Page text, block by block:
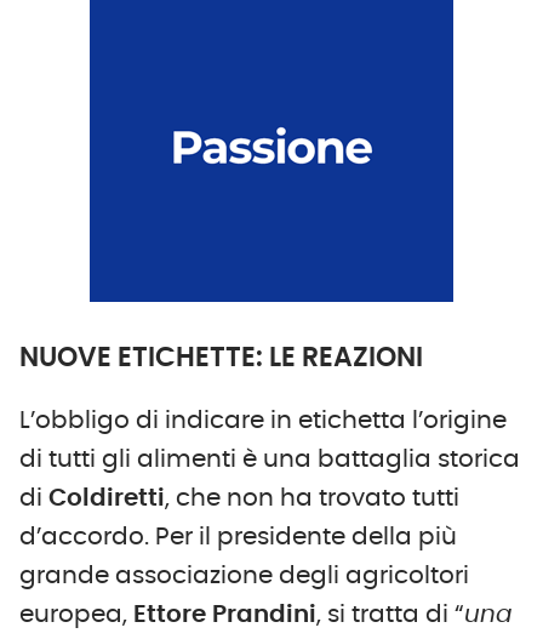
NUOVE ETICHETTE: LE REAZIONI
L’obbligo di indicare in etichetta l’origine
di tutti gli alimenti è una battaglia storica
di Coldiretti, che non ha trovato tutti
d’accordo. Per il presidente della più
grande associazione degli agricoltori
europea, Ettore Prandini, si tratta di “una